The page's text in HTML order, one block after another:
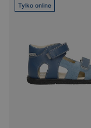
Tylko online